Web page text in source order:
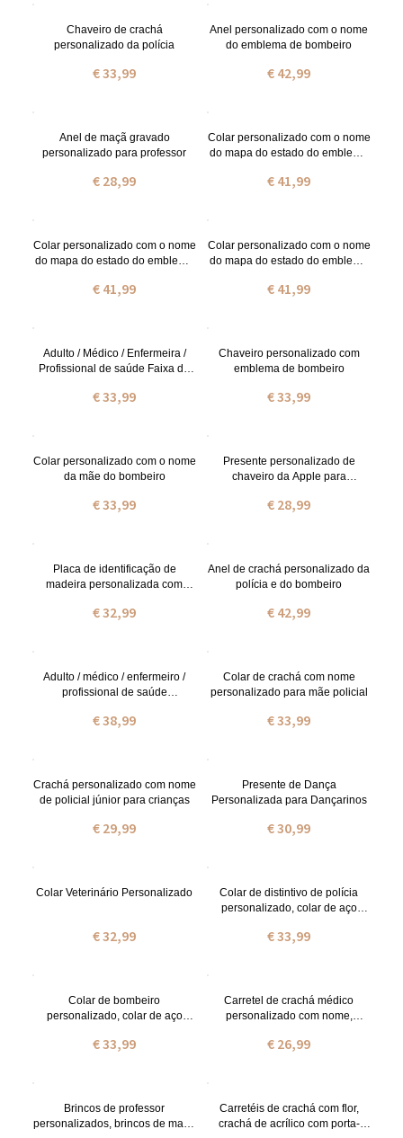
Chaveiro de crachá
personalizado da polícia
€ 33,99
Anel personalizado com o nome
do emblema de bombeiro
€ 42,99
Anel de maçã gravado
personalizado para professor
€ 28,99
Colar personalizado com o nome
do mapa do estado do emblema
€ 41,99
Colar personalizado com o nome
do mapa do estado do emblema
€ 41,99
Colar personalizado com o nome
do mapa do estado do emblema
€ 41,99
Adulto / Médico / Enfermeira /
Profissional de saúde Faixa de
€ 33,99
Chaveiro personalizado com
emblema de bombeiro
€ 33,99
Colar personalizado com o nome
da mãe do bombeiro
€ 33,99
Presente personalizado de
chaveiro da Apple para
€ 28,99
Placa de identificação de
madeira personalizada com
€ 32,99
Anel de crachá personalizado da
polícia e do bombeiro
€ 42,99
Adulto / médico / enfermeiro /
profissional de saúde
pack
€ 38,99
Colar de crachá com nome
personalizado para mãe policial
€ 33,99
Crachá personalizado com nome
de policial júnior para crianças
€ 29,99
Presente de Dança
Personalizada para Dançarinos
€ 30,99
Colar Veterinário Personalizado
€ 32,99
Colar de distintivo de polícia
personalizado, colar de aço
escritório de polícia/presente de
€ 33,99
Colar de bombeiro
personalizado, colar de aço
departamento, aniversário/dia
€ 33,99
Carretel de crachá médico
personalizado com nome,
enfermeira/médico, carretel de
€ 26,99
Brincos de professor
personalizados, brincos de maçã
Carretéis de crachá com flor,
crachá de acrílico com porta-